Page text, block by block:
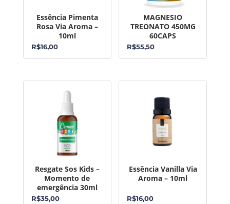
Essência Pimenta
Rosa Via Aroma –
10ml
R$16,00
MAGNESIO
TREONATO 450MG
60CAPS
R$55,50
Resgate Sos Kids –
Momento de
emergência 30ml
R$35,00
Essência Vanilla Via
Aroma – 10ml
R$16,00